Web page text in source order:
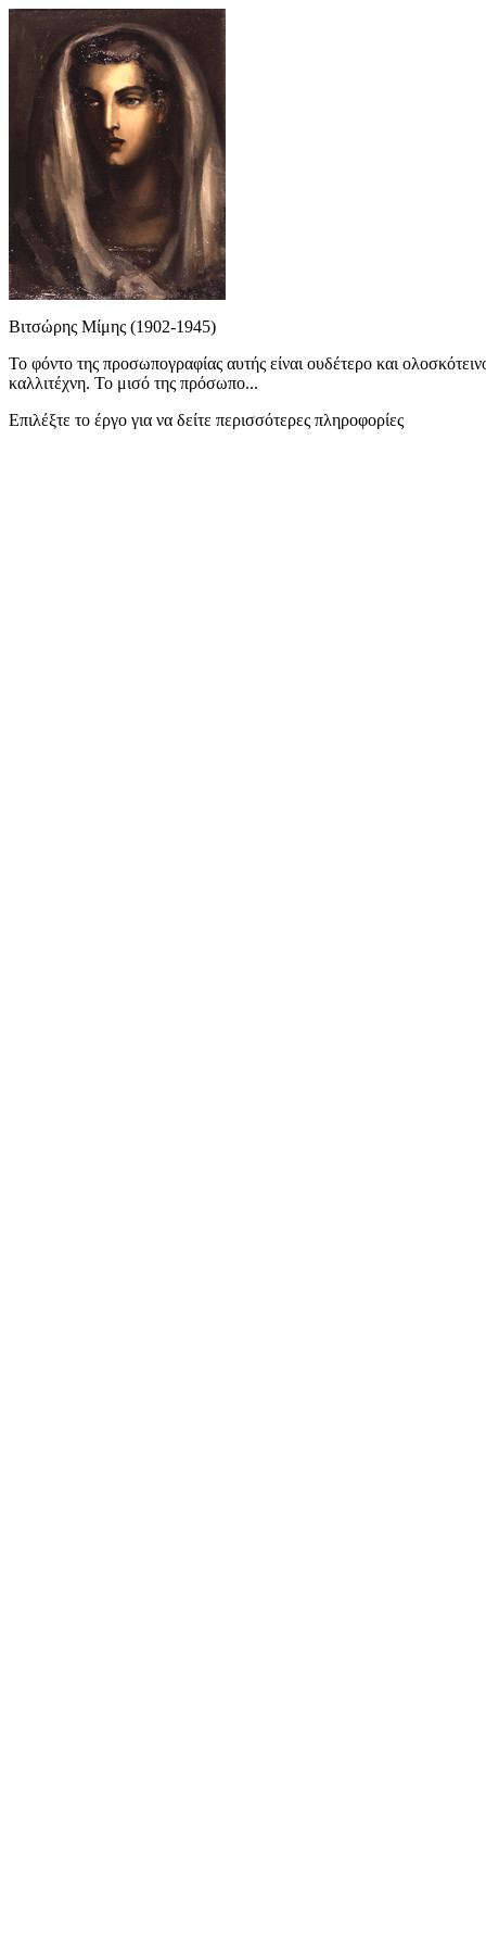
Βιτσώρης Μίμης (1902-1945)
Το φόντο της προσωπογραφίας αυτής είναι ουδέτερο και
καλλιτέχνη. Το μισό της πρόσωπο...
Επιλέξτε το έργο για να δείτε περισσότερες πληροφορίες